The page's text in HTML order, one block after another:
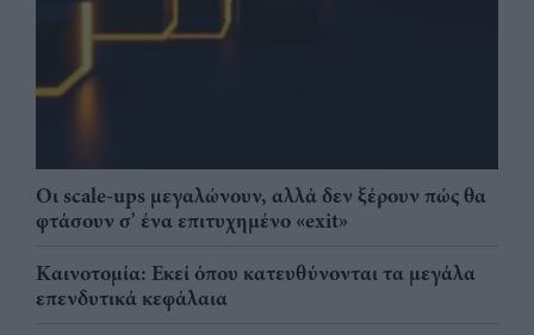
Οι scale-ups μεγαλώνουν, αλλά δεν ξέρουν πώς θα
φτάσουν σ' ένα επιτυχημένο «exit»
Καινοτομία: Εκεί όπου κατευθύνονται τα μεγάλα
επενδυτικά κεφάλαια